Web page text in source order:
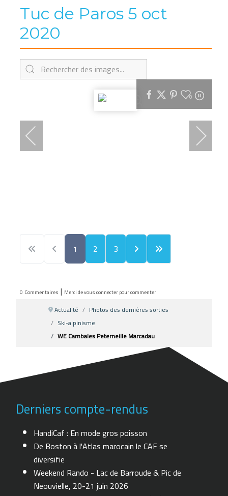
Tuc de Paros 5 oct
2020
0
1 2 3
0 Commentaires | Merci de vous connecter pour commenter
Actualité
Photos des dernières sorties
Ski-alpinisme
WE Cambales Peterneille Marcadau
Derniers compte-rendus
HandiCaf : En mode gros poisson
De Boston à l'Atlas marocain le CAF se
diversifie
Weekend Rando - Lac de Barroude & Pic de
Neouvielle, 20-21 juin 2026